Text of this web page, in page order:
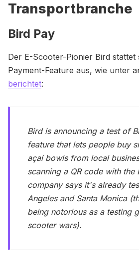
Transportbranche
Bird Pay
Der E-Scooter-Pionier Bird stattet
Payment-Feature aus, wie unter
berichtet:
Bird is announcing a test of
feature that lets people buy
açaí bowls from local
scanning a QR code with the
company says it's already
Angeles and Santa Monica
being notorious as a testing
scooter wars).